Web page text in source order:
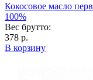
Кокосовое масло
100%
Вес брутто:
378 р.
В корзину